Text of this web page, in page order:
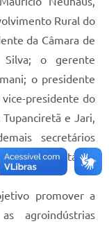
Rural do
da Câmara de
Silva; o gerente
o presidente
presidente do
e Jari,
secretários
e proprietários
promover a
agroindústrias